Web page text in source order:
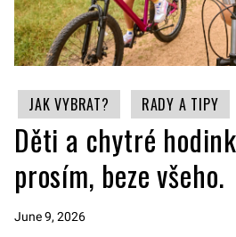
JAK VYBRAT? RADY A TIPY
Děti a chytré
prosím, beze všeho.
June 9, 2026